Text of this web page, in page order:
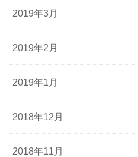
2019年3月
2019年2月
2019年1月
2018年12月
2018年11月